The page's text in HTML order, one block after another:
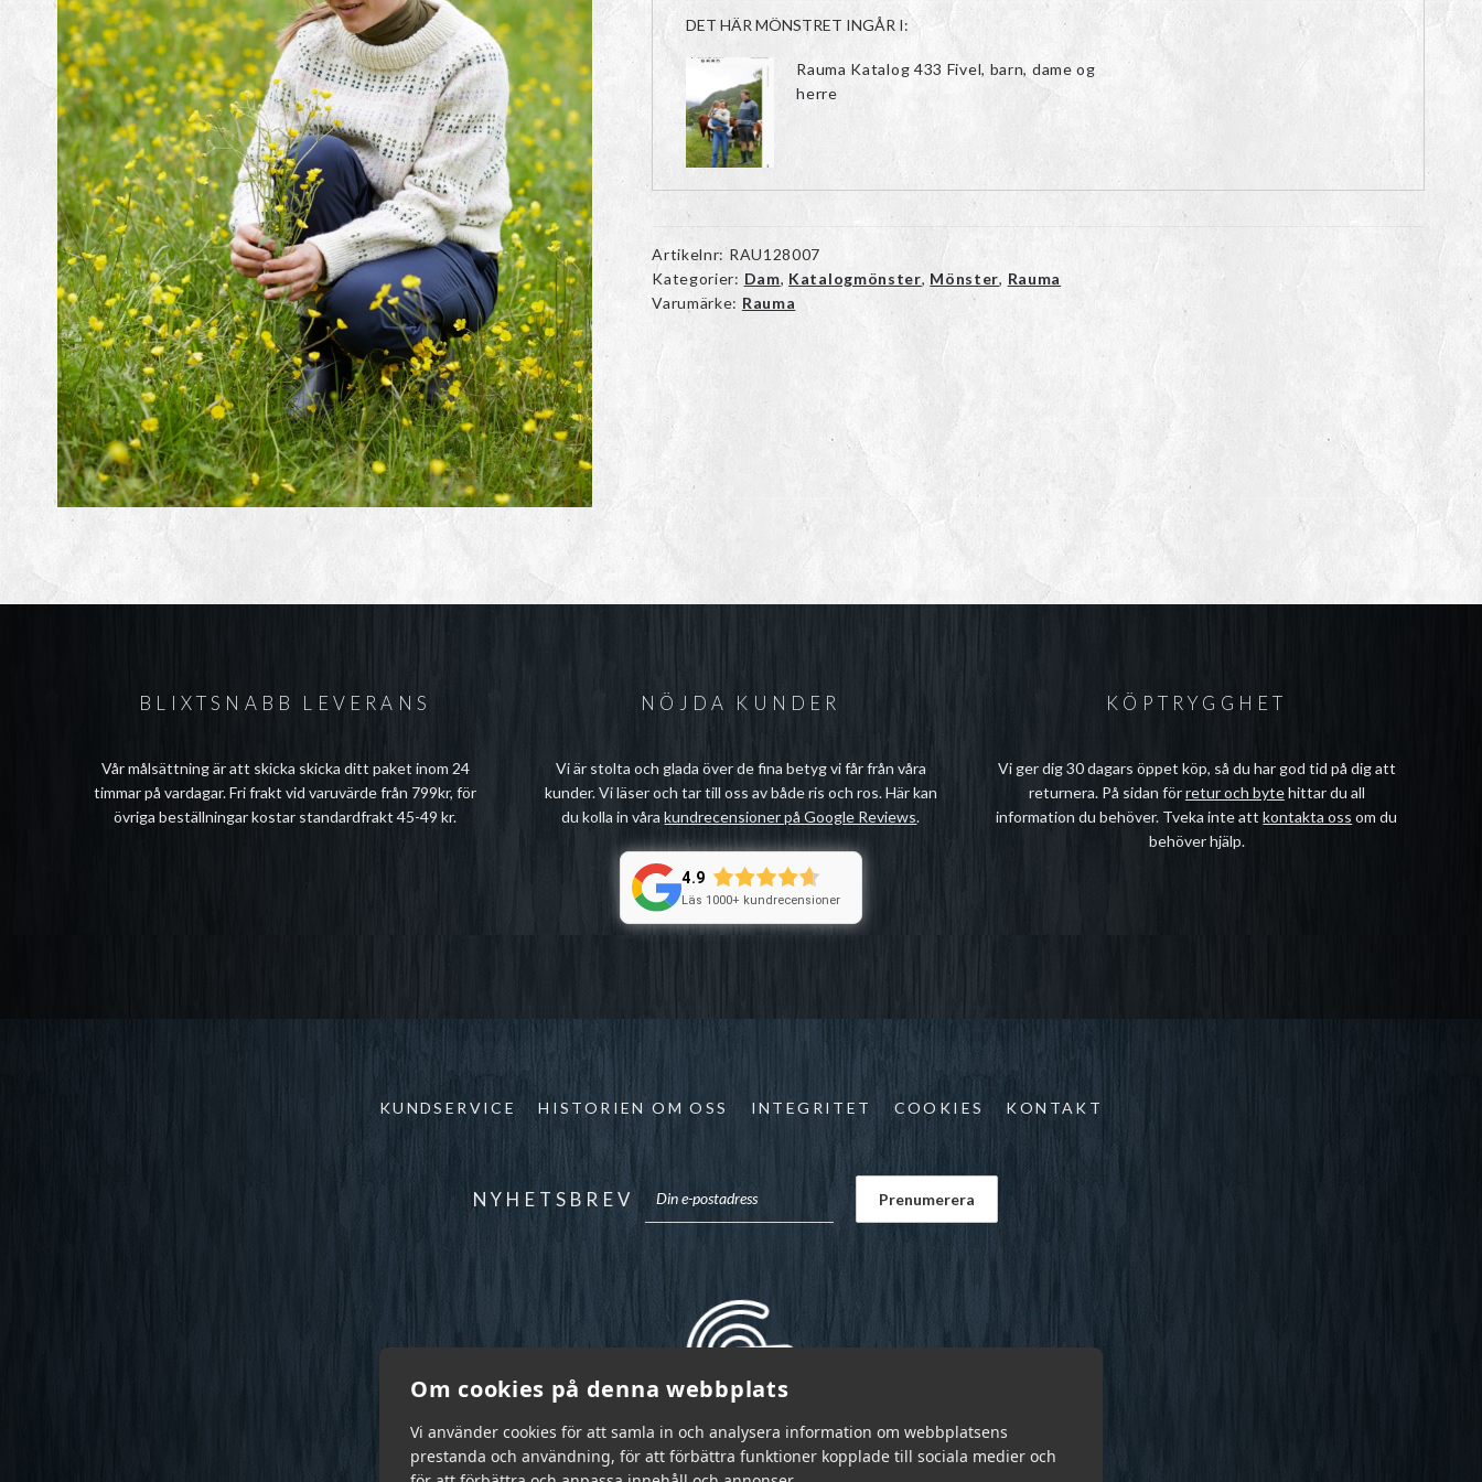
Om cookies på denna webbplats
Vi använder cookies för att samla in och analysera information om webbplatsens
prestanda och användning, för att förbättra funktioner kopplade till sociala medier och
DET HÄR MÖNSTRET INGÅR I:
Rauma Katalog 433 Fivel, barn, dame og
herre
Artikelnr: RAU128007
Kategorier: Dam, Katalogmönster, Mönster, Rauma
Varumärke: Rauma
BLIXTSNABB LEVERANS
Vår målsättning är att skicka skicka ditt paket inom 24
timmar på vardagar. Fri frakt vid varuvärde från 799kr, för
övriga beställningar kostar standardfrakt 45-49 kr.
NÖJDA KUNDER
Vi är stolta och glada över de fina betyg vi får från våra
kunder. Vi läser och tar till oss av både ris och ros. Här kan
du kolla in vårakundrecensioner på Google Reviews.
4.9
Läs 1000+ kundrecensioner
KÖPTRYGGHET
Vi ger dig 30 dagars öppet köp, så du har god tid på dig att
returnera. På sidan förretur och bytehittar du all
information du behöver. Tveka inte attkontakta oss om du
behöver hjälp.
KUNDSERVICE HISTORIEN OM OSS INTEGRITET COOKIES KONTAKT
NYHETSBREV